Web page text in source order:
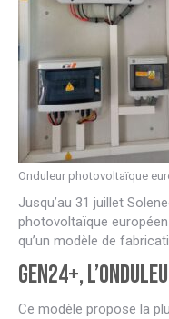
Onduleur photovoltaïque
Jusqu’au 31 juillet
photovoltaïque
qu’un modèle de
GEN24+,
Ce modèle propose la